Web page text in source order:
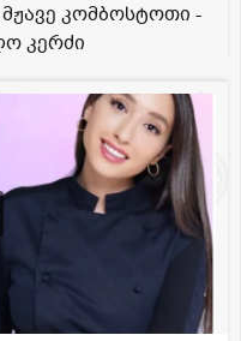
კომბოსტოთი -
კერძი